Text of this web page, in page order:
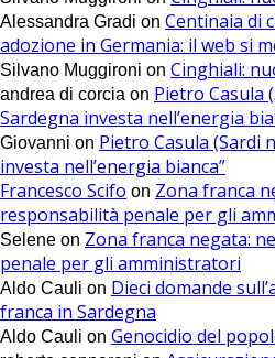
Alessandra Gradi on Centinaia di
adozione in Germania: il web si
Silvano Muggironi on Cinghiali:
andrea di corcia on Pietro Casula
Sardegna investa nell’energia
Giovanni on Pietro Casula (Sardi
investa nell’energia bianca”
Francesco Scifo on Zona franca
responsabilità penale per gli
Selene on Zona franca negata:
penale per gli amministratori
Aldo Cauli on Dieci domande
franca in Sardegna
Aldo Cauli on Genocidio del